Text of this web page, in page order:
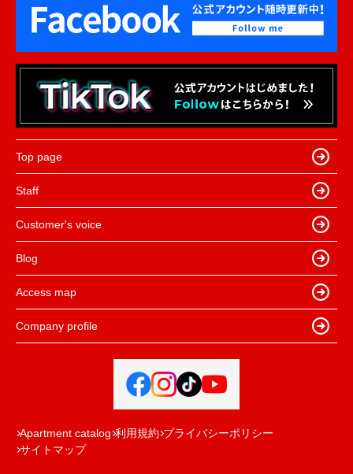
Top page
Staff
Customer's voice
Blog
Access map
Company profile
Apartment catalog 利用規約 プライバシーポリシー
サイトマップ